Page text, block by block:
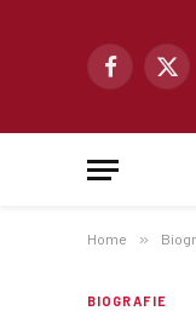
Facebook
X
Home »
BIOGRAFIE